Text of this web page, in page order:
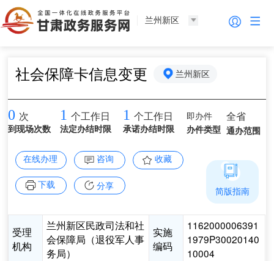
兰州新区
社会保障卡信息变更 兰州新区
0 次
到现场次数
1 个工作日
法定办结时限
1 个工作日
承诺办结时限
即办件
办件类型
全省
通办范围
在线办理 咨询 收藏
下载 分享
受理
机构
兰州新区民政司法和社
会保障局（退役军人事
务局）
实施
编码
1162000006391
1979P30020140
10004
简版指南